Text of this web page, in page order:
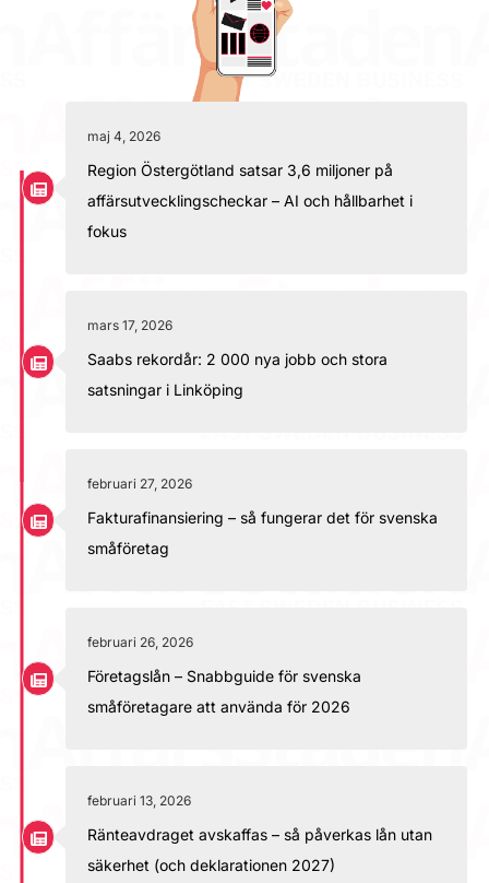
maj 4, 2026
Region Östergötland satsar 3,6 miljoner på
affärsutvecklingscheckar – AI och hållbarhet i
fokus
mars 17, 2026
Saabs rekordår: 2 000 nya jobb och stora
satsningar i Linköping
februari 27, 2026
Fakturafinansiering – så fungerar det för svenska
småföretag
februari 26, 2026
Företagslån – Snabbguide för svenska
småföretagare att använda för 2026
februari 13, 2026
Ränteavdraget avskaffas – så påverkas lån utan
säkerhet (och deklarationen 2027)